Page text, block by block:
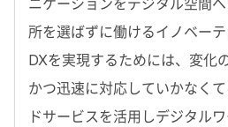
ニケーションをデジタル空間
所を選ばずに働けるイノベーテ
DXを実現するためには、変化
かつ迅速に対応していかなく
ドサービスを活用しデジタル